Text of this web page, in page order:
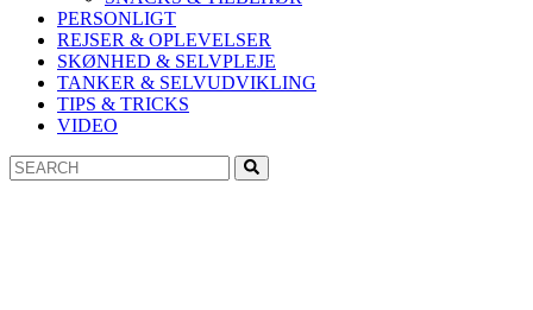
PERSONLIGT
REJSER & OPLEVELSER
SKØNHED & SELVPLEJE
TANKER & SELVUDVIKLING
TIPS & TRICKS
VIDEO
Search
for: